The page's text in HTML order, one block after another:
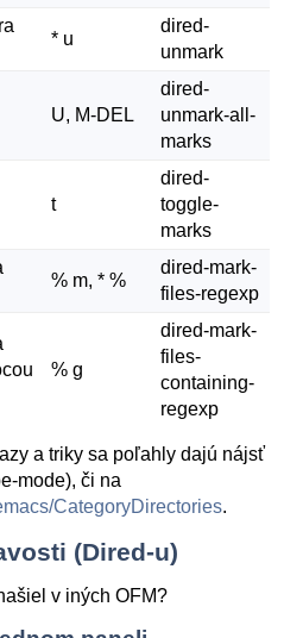
* u
dired-
unmark
U, M-DEL
dired-
unmark-all-
marks
t
dired-
toggle-
marks
% m, * %
dired-mark-
files-regexp
% g
dired-mark-
files-
containing-
regexp
a triky sa poľahly dajú nájsť
mode), či na
CategoryDirectories.
(Dired-u)
v iných OFM?